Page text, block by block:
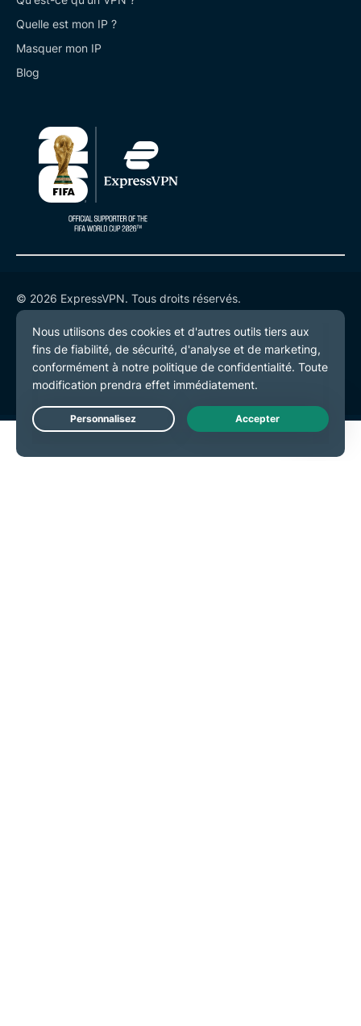
Quelle est mon IP ?
Masquer mon IP
Blog
© 2026 ExpressVPN. Tous droits réservés.
Politique de confidentialité
Conditions de service
Préférences de cookies
Live Chat